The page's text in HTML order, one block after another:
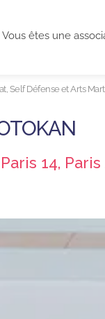
Vous êtes une
Self Défense et Arts
14, Paris